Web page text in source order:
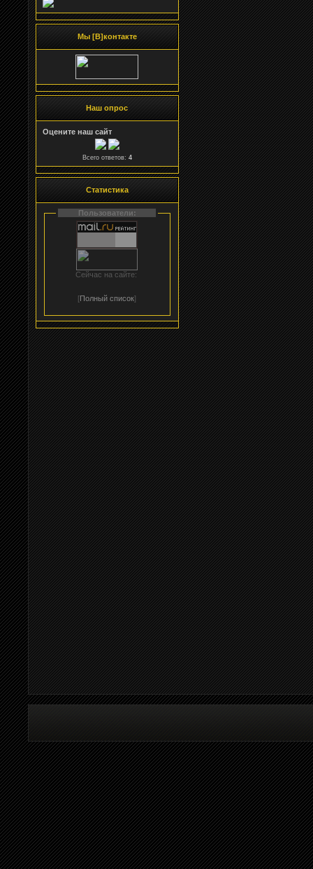
Мы [В]контакте
Наш опрос
Оцените наш сайт
Всего ответов: 4
Статистика
Пользователи:
Сейчас на сайте:
[Полный список]